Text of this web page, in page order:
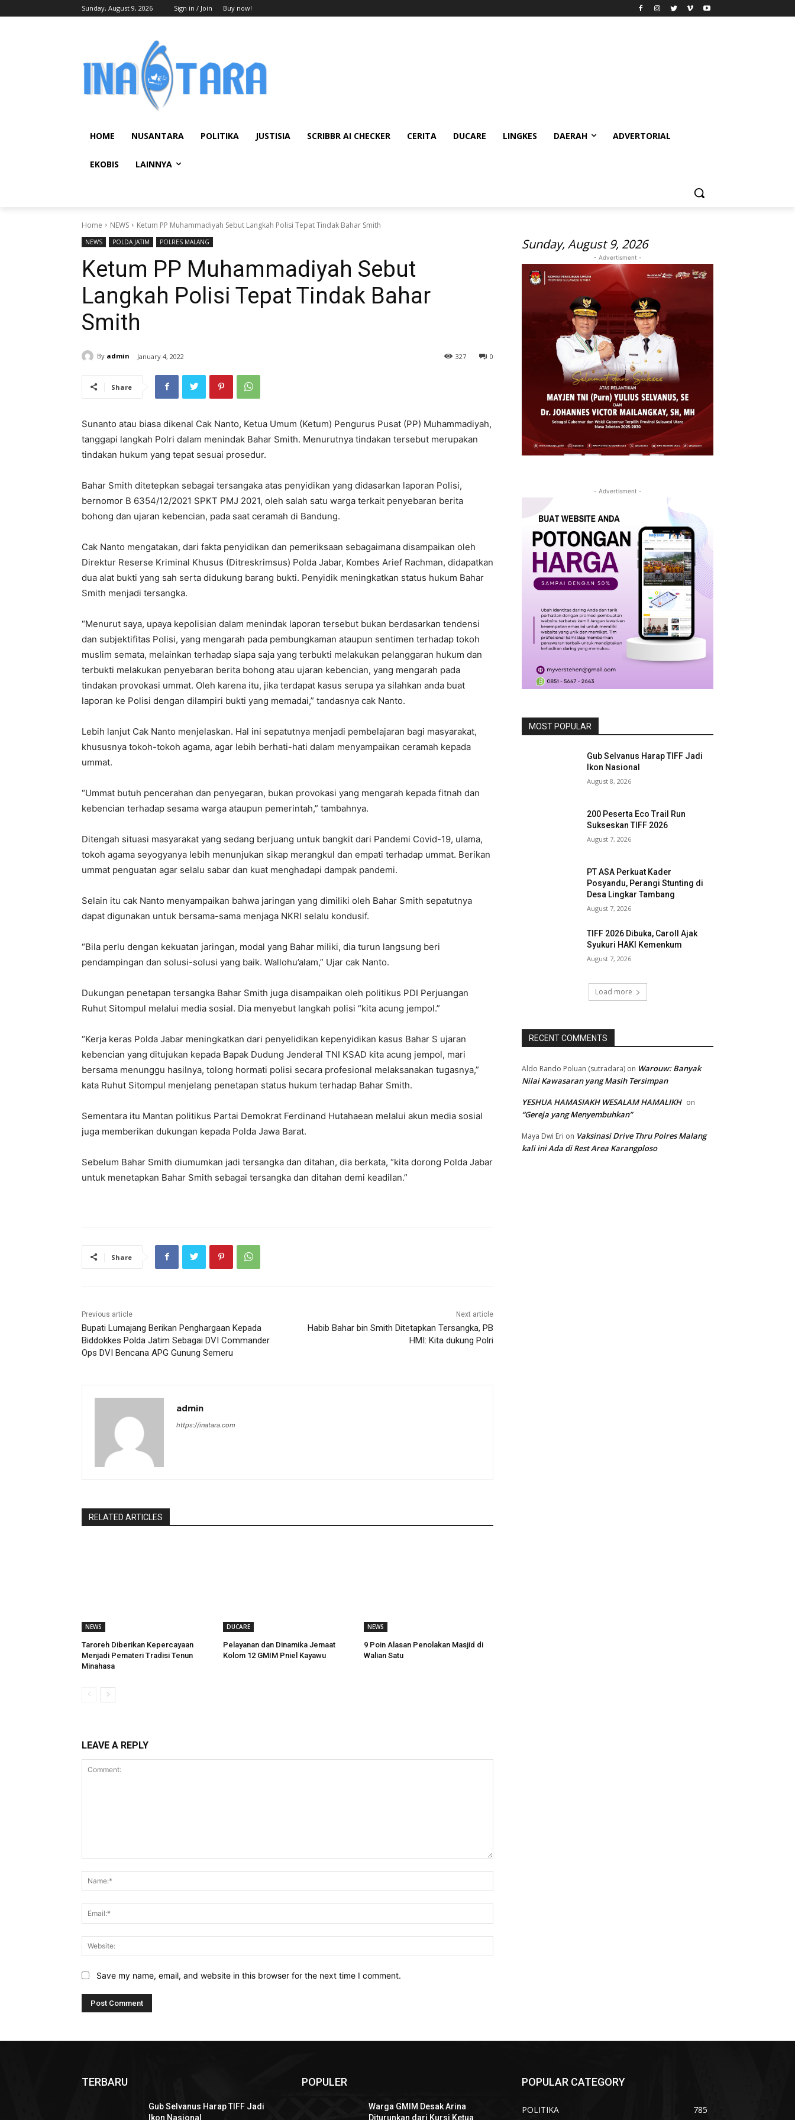
Sunday, August 9, 2026 Sign in / Join Buy now!
HOME NUSANTARA POLITIKA JUSTISIA SCRIBBR AI CHECKER CERITA DUCARE LINGKES DAERAH ADVERTORIAL
EKOBIS LAINNYA
Home NEWS Ketum PP Muhammadiyah Sebut Langkah Polisi Tepat Tindak Bahar Smith
NEWS POLDA JATIM POLRES MALANG
Ketum PP Muhammadiyah Sebut
Langkah Polisi Tepat Tindak Bahar
Smith
By admin January 4, 2022 0
327
Share
Sunanto atau biasa dikenal Cak Nanto, Ketua Umum (Ketum) Pengurus Pusat (PP) Muhammadiyah,
tanggapi langkah Polri dalam menindak Bahar Smith. Menurutnya tindakan tersebut merupakan
tindakan hukum yang tepat sesuai prosedur.
Bahar Smith ditetepkan sebagai tersangaka atas penyidikan yang didasarkan laporan Polisi,
bernomor B 6354/12/2021 SPKT PMJ 2021, oleh salah satu warga terkait penyebaran berita
bohong dan ujaran kebencian, pada saat ceramah di Bandung.
Cak Nanto mengatakan, dari fakta penyidikan dan pemeriksaan sebagaimana disampaikan oleh
Direktur Reserse Kriminal Khusus (Ditreskrimsus) Polda Jabar, Kombes Arief Rachman, didapatkan
dua alat bukti yang sah serta didukung barang bukti. Penyidik meningkatkan status hukum Bahar
Smith menjadi tersangka.
“Menurut saya, upaya kepolisian dalam menindak laporan tersebut bukan berdasarkan tendensi
dan subjektifitas Polisi, yang mengarah pada pembungkaman ataupun sentimen terhadap tokoh
muslim semata, melainkan terhadap siapa saja yang terbukti melakukan pelanggaran hukum dan
terbukti melakukan penyebaran berita bohong atau ujaran kebencian, yang mengarah pada
tindakan provokasi ummat. Oleh karena itu, jika terdapat kasus serupa ya silahkan anda buat
laporan ke Polisi dengan dilampiri bukti yang memadai,” tandasnya cak Nanto.
Lebih lanjut Cak Nanto menjelaskan. Hal ini sepatutnya menjadi pembelajaran bagi masyarakat,
khususnya tokoh-tokoh agama, agar lebih berhati-hati dalam menyampaikan ceramah kepada
ummat.
“Ummat butuh pencerahan dan penyegaran, bukan provokasi yang mengarah kepada fitnah dan
kebencian terhadap sesama warga ataupun pemerintah,” tambahnya.
Ditengah situasi masyarakat yang sedang berjuang untuk bangkit dari Pandemi Covid-19, ulama,
tokoh agama seyogyanya lebih menunjukan sikap merangkul dan empati terhadap ummat. Berikan
ummat penguatan agar selalu sabar dan kuat menghadapi dampak pandemi.
Selain itu cak Nanto menyampaikan bahwa jaringan yang dimiliki oleh Bahar Smith sepatutnya
dapat digunakan untuk bersama-sama menjaga NKRI selalu kondusif.
“Bila perlu dengan kekuatan jaringan, modal yang Bahar miliki, dia turun langsung beri
pendampingan dan solusi-solusi yang baik. Wallohu’alam,” Ujar cak Nanto.
Dukungan penetapan tersangka Bahar Smith juga disampaikan oleh politikus PDI Perjuangan
Ruhut Sitompul melalui media sosial. Dia menyebut langkah polisi “kita acung jempol.”
“Kerja keras Polda Jabar meningkatkan dari penyelidikan kepenyidikan kasus Bahar S ujaran
kebencian yang ditujukan kepada Bapak Dudung Jenderal TNI KSAD kita acung jempol, mari
bersama menunggu hasilnya, tolong hormati polisi secara profesional melaksanakan tugasnya,”
kata Ruhut Sitompul menjelang penetapan status hukum terhadap Bahar Smith.
Sementara itu Mantan politikus Partai Demokrat Ferdinand Hutahaean melalui akun media sosial
juga memberikan dukungan kepada Polda Jawa Barat.
Sebelum Bahar Smith diumumkan jadi tersangka dan ditahan, dia berkata, “kita dorong Polda Jabar
untuk menetapkan Bahar Smith sebagai tersangka dan ditahan demi keadilan.”
Share
Previous article
Bupati Lumajang Berikan Penghargaan Kepada
Biddokkes Polda Jatim Sebagai DVI Commander
Ops DVI Bencana APG Gunung Semeru
Next article
Habib Bahar bin Smith Ditetapkan Tersangka, PB
HMI: Kita dukung Polri
admin
https://inatara.com
RELATED ARTICLES
NEWS
Taroreh Diberikan Kepercayaan
Menjadi Pemateri Tradisi Tenun
Minahasa
DUCARE
Pelayanan dan Dinamika Jemaat
Kolom 12 GMIM Pniel Kayawu
NEWS
9 Poin Alasan Penolakan Masjid di
Walian Satu
LEAVE A REPLY
Save my name, email, and website in this browser for the next time I comment.
Sunday, August 9, 2026
- Advertisment -
- Advertisment -
MOST POPULAR
Gub Selvanus Harap TIFF Jadi
Ikon Nasional
August 8, 2026
200 Peserta Eco Trail Run
Sukseskan TIFF 2026
August 7, 2026
PT ASA Perkuat Kader
Posyandu, Perangi Stunting di
Desa Lingkar Tambang
August 7, 2026
TIFF 2026 Dibuka, Caroll Ajak
Syukuri HAKI Kemenkum
August 7, 2026
Load more
RECENT COMMENTS
Aldo Rando Poluan (sutradara) on Warouw: Banyak
Nilai Kawasaran yang Masih Tersimpan
YESHUA HAMASIAKH WESALAM HAMALIKH on
“Gereja yang Menyembuhkan”
Maya Dwi Eri on Vaksinasi Drive Thru Polres Malang
kali ini Ada di Rest Area Karangploso
TERBARU
Gub Selvanus Harap TIFF Jadi
Ikon Nasional
POPULER
Warga GMIM Desak Arina
Diturunkan dari Kursi Ketua
POPULAR CATEGORY
POLITIKA 785